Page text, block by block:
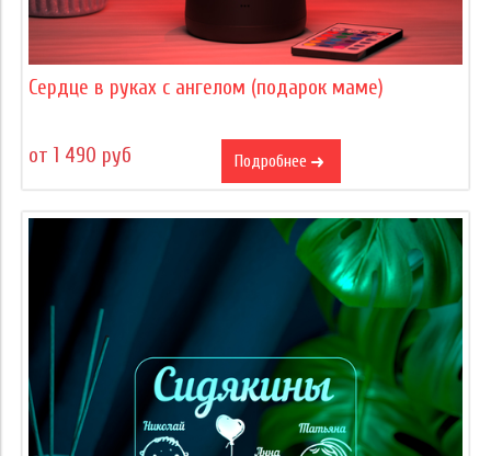
Сердце в руках с ангелом (подарок маме)
от 1 490 руб Подробнее